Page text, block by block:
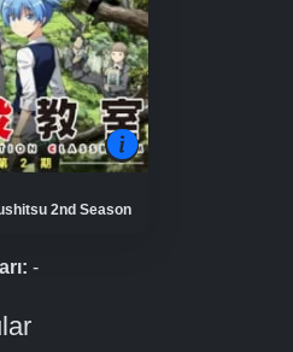
2nd Season
-